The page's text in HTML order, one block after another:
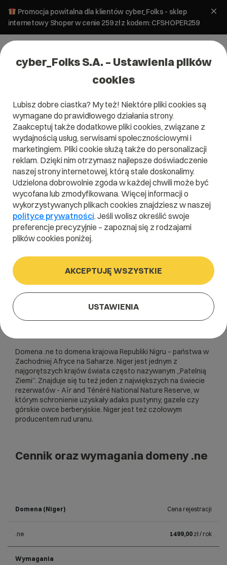
Promocja powitalna dla klientów cyber_Folks - sklep
internetowy Shoper w cenie 259 zł z kodem: CFSHOPER259
Domena .ne
Zarejestruj adres www z domeną Nigru
.ne
Szukaj
Domena .ne to domena krajowa Republiki Nigru – państwa w
Zachodniej Afryce na Saharze. Niger jest jednym z
najgorętszych krajów świata często nazywanym „Patelnią
Ziemi”. Znajduje się tu też jeden z największych na świecie
rezerwatów - Aïr and Ténéré National Nature Reserve, w
którym schronienie uzyskały adaks pustynny, gazele czy
górskie owce berberyjskie. Niger jest też czołowym
producentem rud uranu.
Cennik oraz wymagania domeny .ne
Domena (Niger) Cena rejestracji
.ne 1499,00 zł / rok
Wymagania
cyber_Folks S.A. – Ustawienia plików
cookies
Lubisz dobre ciastka? My też! Niektóre pliki cookies są
wymagane do prawidłowego działania strony.
Zaakceptuj także dodatkowe pliki cookies, związane z
wydajnością usług, serwisami społecznościowymi i
marketingiem. Pliki cookie służą także do personalizacji
reklam. Dzięki nim otrzymasz najlepsze doświadczenie
naszej strony internetowej, którą stale doskonalimy.
Udzielona dobrowolnie zgoda w każdej chwili może być
wycofana lub zmodyfikowana. Więcej informacji o
wykorzystywanych plikach cookies znajdziesz w naszej
polityce prywatności. Jeśli wolisz określić swoje
preferencje precyzyjnie – zapoznaj się z rodzajami
plików cookies poniżej.
AKCEPTUJĘ WSZYSTKIE
USTAWIENIA